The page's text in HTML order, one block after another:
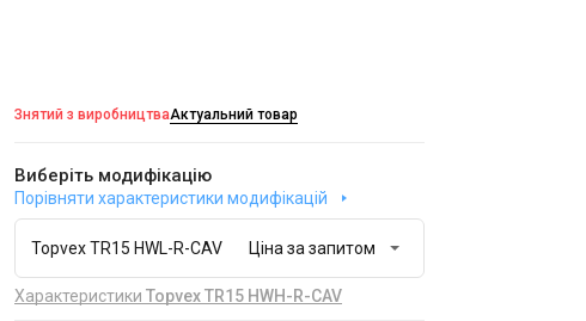
Знятий з виробництваАктуальний товар
Виберіть модифікацію
Порівняти характеристики модифікацій
Topvex TR15 HWL-R-CAV
Характеристики Topvex TR15 HWH-R-CAV